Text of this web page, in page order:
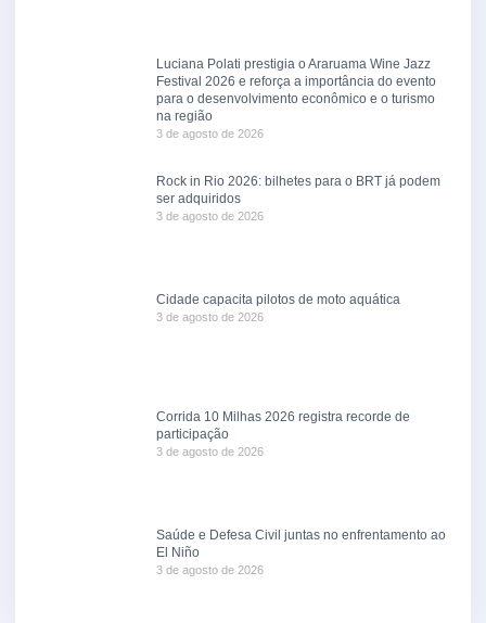
Luciana Polati prestigia o Araruama Wine Jazz
Festival 2026 e reforça a importância do evento
para o desenvolvimento econômico e o turismo
na região
3 de agosto de 2026
Rock in Rio 2026: bilhetes para o BRT já podem
ser adquiridos
3 de agosto de 2026
Cidade capacita pilotos de moto aquática
3 de agosto de 2026
Corrida 10 Milhas 2026 registra recorde de
participação
3 de agosto de 2026
Saúde e Defesa Civil juntas no enfrentamento ao
El Niño
3 de agosto de 2026